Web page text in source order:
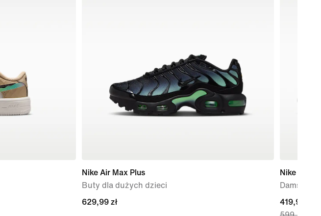
Nike Air Max Plus
Buty dla dużych dzieci
629,99 zł
629,99 zł
Nike
Damskie
current
419,99 zł